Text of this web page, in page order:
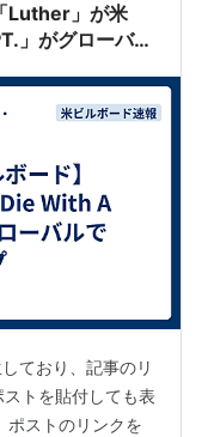
Luther」が米
」がグローバル
ており、記事のリ
トを貼付しても表
ポストのリンクを